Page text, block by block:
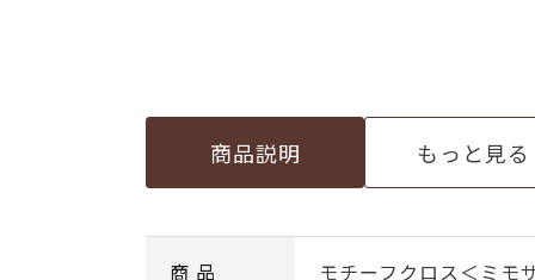
商品説明 もっと見る
商 品 モチーフクロス＜ミモ